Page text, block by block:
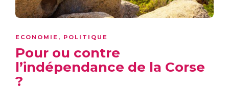
ECONOMIE , POLITIQUE
Pour ou contre
l’indépendance de la Corse
?